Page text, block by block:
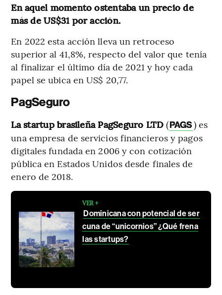
En aquel momento ostentaba un precio de
más de US$31 por acción.
En 2022 esta acción lleva un retroceso
superior al 41,8%, respecto del valor que tenía
al finalizar el último día de 2021 y hoy cada
papel se ubica en US$ 20,77.
PagSeguro
La startup brasileña PagSeguro LTD(PAGS) es
una empresa de servicios financieros y pagos
digitales fundada en 2006 y con cotización
pública en Estados Unidos desde finales de
enero de 2018.
VER +
Dominicana con potencial de ser
cuna de “unicornios” ¿Qué frena
las startups?